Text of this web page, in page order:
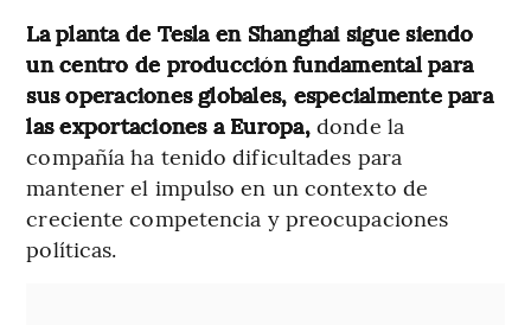
La planta de Tesla en Shanghai sigue siendo
un centro de producción fundamental para
sus operaciones globales, especialmente para
las exportaciones a Europa,donde la
compañía ha tenido dificultades para
mantener el impulso en un contexto de
creciente competencia y preocupaciones
políticas.